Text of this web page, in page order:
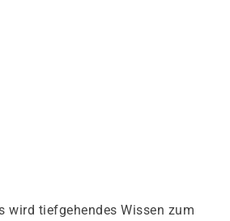
wird tiefgehendes Wissen zum